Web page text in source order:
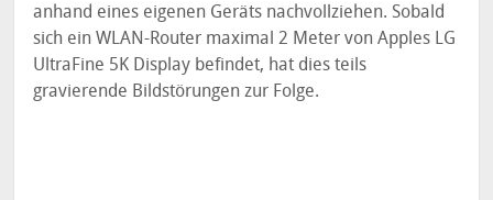
anhand eines eigenen Geräts nachvollziehen. Sobald
sich ein WLAN-Router maximal 2 Meter von Apples LG
UltraFine 5K Display befindet, hat dies teils
gravierende Bildstörungen zur Folge.